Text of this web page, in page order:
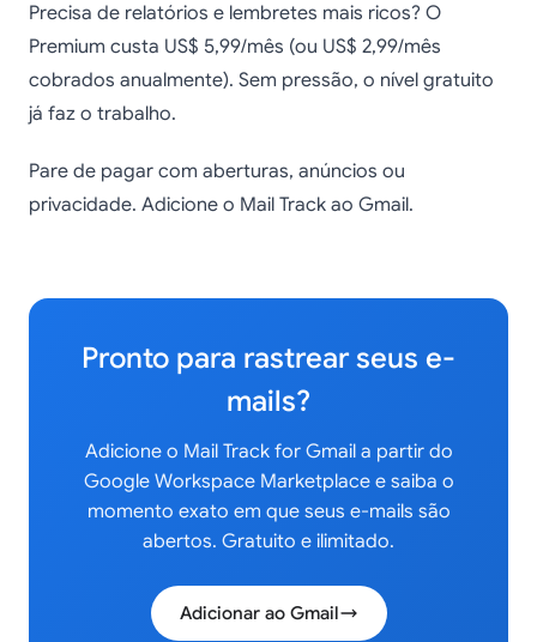
Precisa de relatórios e lembretes mais ricos? O
Premium custa US$ 5,99/mês (ou US$ 2,99/mês
cobrados anualmente). Sem pressão, o nível gratuito
já faz o trabalho.
Pare de pagar com aberturas, anúncios ou
privacidade. Adicione o Mail Track ao Gmail.
Pronto para rastrear seus e-
mails?
Adicione o Mail Track for Gmail a partir do
Google Workspace Marketplace e saiba o
momento exato em que seus e-mails são
abertos. Gratuito e ilimitado.
Adicionar ao Gmail